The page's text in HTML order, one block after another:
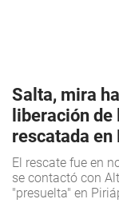
Salta, mira
liberación
rescatada en
El rescate fue en
se contactó con
"presuelta" en